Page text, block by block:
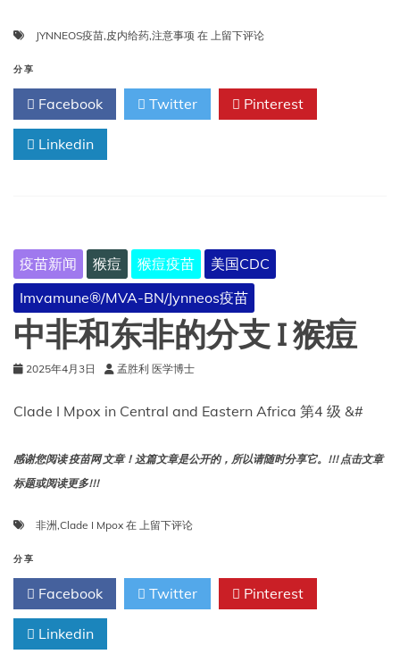
JYNNEOS疫苗,皮内给药,注意事项 在 JYNNEOS
皮
给
事
项
上留下评论
分享
Facebook Twitter Pinterest
Linkedin
疫苗新闻 猴痘 猴痘疫苗
美国CDC
Imvamune®/MVA-BN/Jynneos疫苗
中非和东非的分支 I 猴痘
2025年4月3日 孟胜利 医学博士
Clade I Mpox in Central and Eastern Africa 第4 级 &#
感谢您阅读 疫苗网 文章！这篇文章是公开的，所以请随时分享它。!!! 点击文章
标题或阅读更多!!!
非洲,Clade I Mpox 在 中
东
非
的
上留下评论
分享
Facebook Twitter Pinterest
Linkedin